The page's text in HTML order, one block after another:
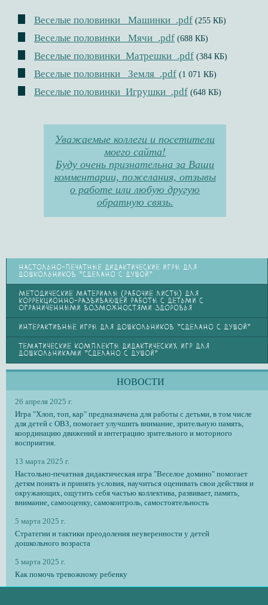
Веселые половинки _Машинки_.pdf (255 КБ)
Веселые половинки _Мячи_.pdf (688 КБ)
Веселые половинки_Матрешки_.pdf (384 КБ)
Веселые половинки _Земля_.pdf (1 071 КБ)
Веселые половинки_Игрушки_.pdf (648 КБ)
Уважаемые коллеги и посетители
моего сайта!
Буду очень признательна за Ваши
комментарии, пожелания, отзывы
о работе или любую другую
обратную связь.
НАСТОЛЬНО-ПЕЧАТНЫЕ ДИДАКТИЧЕСКИЕ ИГРЫ ДЛЯ
ДОШКОЛЬНИКОВ "СДЕЛАНО С ДУШОЙ"
МЕТОДИЧЕСКИЕ МАТЕРИАЛЫ (РАБОЧИЕ ЛИСТЫ) ДЛЯ
КОРРЕКЦИОННО-РАЗВИВАЮЩЕЙ РАБОТЫ С ДЕТЬМИ С
ОГРАНИЧЕННЫМИ ВОЗМОЖНОСТЯМИ ЗДОРОВЬЯ
ИНТЕРАКТИВНЫЕ ИГРЫ ДЛЯ ДОШКОЛЬНИКОВ "СДЕЛАНО С ДУШОЙ"
ТЕМАТИЧЕСКИЕ КОМПЛЕКТЫ ДИДАКТИЧЕСКИХ ИГР ДЛЯ
ДОШКОЛЬНИКАМИ "СДЕЛАНО С ДУШОЙ"
НОВОСТИ
26 апреля 2025 г.
Игра "Хлоп, топ, кар" предназначена для работы с детьми, в том числе
для детей с ОВЗ, помогает улучшить внимание, зрительную память,
координацию движений и интеграцию зрительного и моторного
восприятия.
13 марта 2025 г.
Настольно-печатная дидактическая игра "Веселое домино" помогает
детям понять и принять условия, научиться оценивать свои действия и
окружающих, ощутить себя частью коллектива, развивает, память,
внимание, самооценку, самоконтроль, самостоятельность
5 марта 2025 г.
Стратегии и тактики преодоления неуверенности у детей
дошкольного возраста
5 марта 2025 г.
Как помочь тревожному ребенку